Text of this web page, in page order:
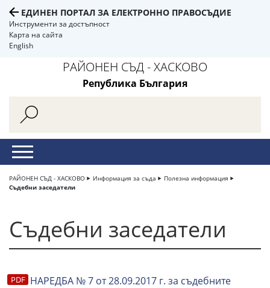
ЕДИНЕН ПОРТАЛ ЗА ЕЛЕКТРОННО ПРАВОСЪДИЕ
Инструменти за достъпност
Карта на сайта
English
РАЙОНЕН СЪД - ХАСКОВО
Република България
РАЙОНЕН СЪД - ХАСКОВО Информация за съда
Полезна информация
Съдебни заседатели
Съдебни заседатели
НАРЕДБА № 7 от 28.09.2017 г. за съдебните